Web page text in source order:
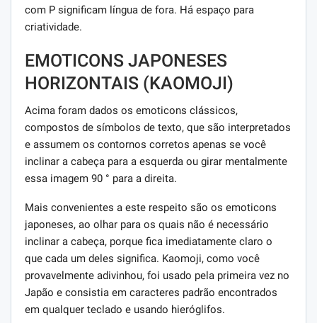
com P significam língua de fora. Há espaço para
criatividade.
EMOTICONS JAPONESES
HORIZONTAIS (KAOMOJI)
Acima foram dados os emoticons clássicos,
compostos de símbolos de texto, que são interpretados
e assumem os contornos corretos apenas se você
inclinar a cabeça para a esquerda ou girar mentalmente
essa imagem 90 ° para a direita.
Mais convenientes a este respeito são os emoticons
japoneses, ao olhar para os quais não é necessário
inclinar a cabeça, porque fica imediatamente claro o
que cada um deles significa. Kaomoji, como você
provavelmente adivinhou, foi usado pela primeira vez no
Japão e consistia em caracteres padrão encontrados
em qualquer teclado e usando hieróglifos.